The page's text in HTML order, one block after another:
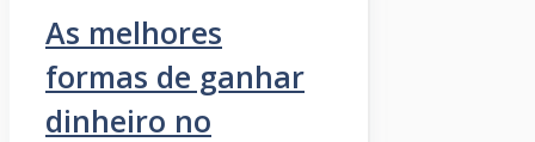
As melhores
formas de ganhar
dinheiro no